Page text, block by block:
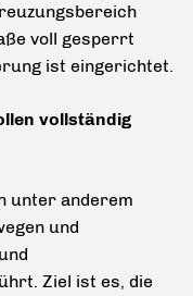
voll gesperrt
ist eingerichtet.
vollständig
unter anderem
und
Ziel ist es, die